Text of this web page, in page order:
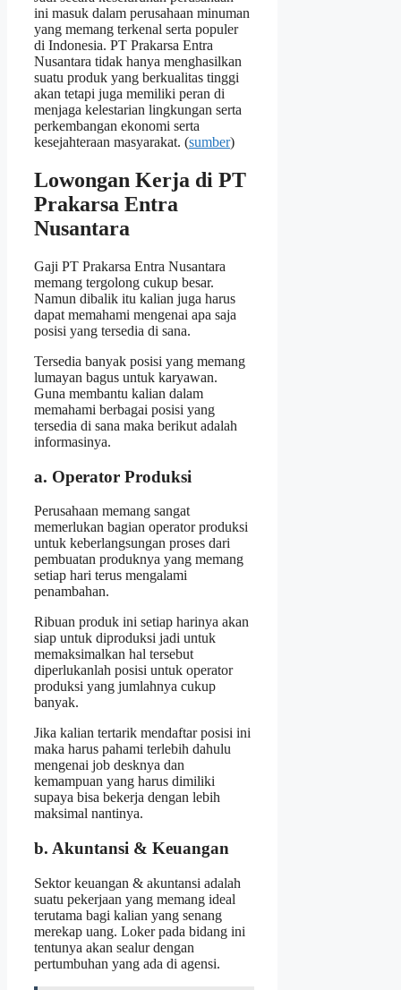
ini masuk dalam perusahaan minuman
yang memang terkenal serta populer
di Indonesia. PT Prakarsa Entra
Nusantara tidak hanya menghasilkan
suatu produk yang berkualitas tinggi
akan tetapi juga memiliki peran di
menjaga kelestarian lingkungan serta
perkembangan ekonomi serta
kesejahteraan masyarakat. (sumber)
Lowongan Kerja di PT
Prakarsa Entra
Nusantara
Gaji PT Prakarsa Entra Nusantara
memang tergolong cukup besar.
Namun dibalik itu kalian juga harus
dapat memahami mengenai apa saja
posisi yang tersedia di sana.
Tersedia banyak posisi yang memang
lumayan bagus untuk karyawan.
Guna membantu kalian dalam
memahami berbagai posisi yang
tersedia di sana maka berikut adalah
informasinya.
a. Operator Produksi
Perusahaan memang sangat
memerlukan bagian operator produksi
untuk keberlangsungan proses dari
pembuatan produknya yang memang
setiap hari terus mengalami
penambahan.
Ribuan produk ini setiap harinya akan
siap untuk diproduksi jadi untuk
memaksimalkan hal tersebut
diperlukanlah posisi untuk operator
produksi yang jumlahnya cukup
banyak.
Jika kalian tertarik mendaftar posisi ini
maka harus pahami terlebih dahulu
mengenai job desknya dan
kemampuan yang harus dimiliki
supaya bisa bekerja dengan lebih
maksimal nantinya.
b. Akuntansi & Keuangan
Sektor keuangan & akuntansi adalah
suatu pekerjaan yang memang ideal
terutama bagi kalian yang senang
merekap uang. Loker pada bidang ini
tentunya akan sealur dengan
pertumbuhan yang ada di agensi.